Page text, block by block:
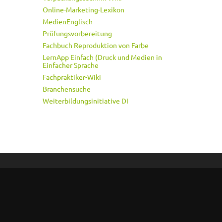
Online-Marketing-Lexikon
MedienEnglisch
Prüfungsvorbereitung
Fachbuch Reproduktion von Farbe
LernApp Einfach (Druck und Medien in
Einfacher Sprache
Fachpraktiker-Wiki
Branchensuche
Weiterbildungsinitiative DI